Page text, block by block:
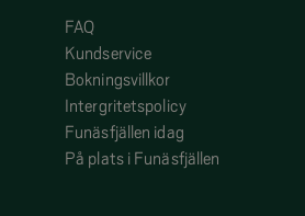
FAQ
Kundservice
Bokningsvillkor
Intergritetspolicy
Funäsfjällen idag
På plats i Funäsfjällen